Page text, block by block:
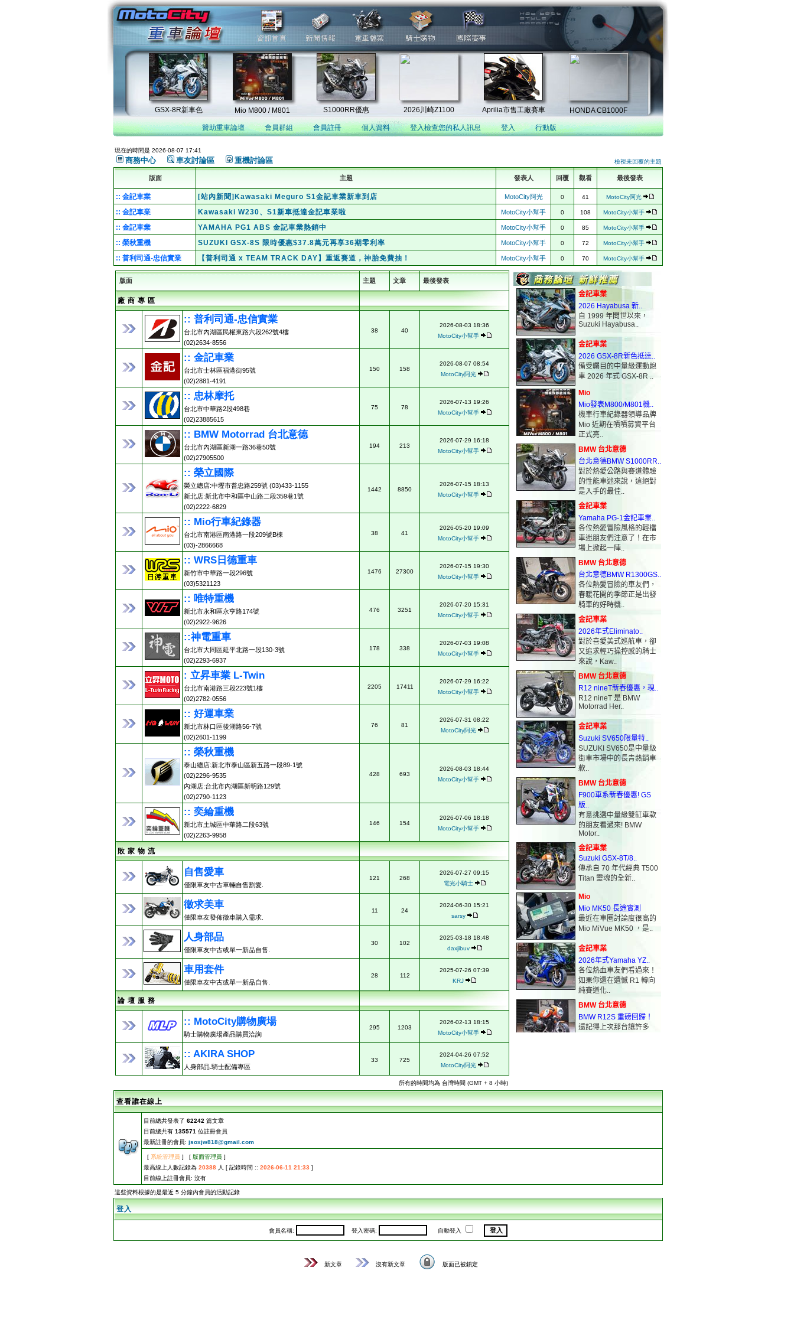
贊助重車論壇 會員群組 會員註冊 個人資料 登入檢查您的私人訊息 登入 行動版
現在的時間是 2026-08-07 17:41
商務中心 車友討論區 重機討論區 檢視未回覆的主題
版面 主題 發表人 回覆 觀看 最後發表
:: 金記車業 [站內新聞]Kawasaki Meguro S1金記車業新車到店 MotoCity阿光 0 41 MotoCity阿光
:: 金記車業 Kawasaki W230、S1新車抵達金記車業啦 MotoCity小幫手 0 108 MotoCity小幫手
:: 金記車業 YAMAHA PG1 ABS 金記車業熱銷中 MotoCity小幫手 0 85 MotoCity小幫手
:: 榮秋重機 SUZUKI GSX-8S 限時優惠$37.8萬元再享36期零利率 MotoCity小幫手 0 72 MotoCity小幫手
:: 普利司通-忠信實業 【普利司通 x TEAM TRACK DAY】重返賽道，神胎免費抽！ MotoCity小幫手 0 70 MotoCity小幫手
版面 主題 文章 最後發表
廠 商 專 區
:: 普利司通-忠信實業
台北市內湖區民權東路六段262號4樓
(02)2634-8556
38 40
2026-08-03 18:36
MotoCity小幫手
:: 金記車業
台北市士林區福港街95號
(02)2881-4191
150 158
2026-08-07 08:54
MotoCity阿光
:: 忠林摩托
台北市中華路2段498巷
(02)23885615
75 78
2026-07-13 19:26
MotoCity小幫手
:: BMW Motorrad 台北意德
台北市內湖區新湖一路36巷50號
(02)27905500
194 213
2026-07-29 16:18
MotoCity小幫手
:: 榮立國際
榮立總店:中壢市普忠路259號 (03)433-1155
新北店:新北市中和區中山路二段359巷1號
(02)2222-6829
1442 8850
2026-07-15 18:13
MotoCity小幫手
:: Mio行車紀錄器
台北市南港區南港路一段209號B棟
(03)-2866668
38 41
2026-05-20 19:09
MotoCity小幫手
:: WRS日德重車
新竹市中華路一段296號
(03)5321123
1476 27300
2026-07-15 19:30
MotoCity小幫手
:: 唯特重機
新北市永和區永亨路174號
(02)2922-9626
476 3251
2026-07-20 15:31
MotoCity小幫手
::神電重車
台北市大同區延平北路一段130-3號
(02)2293-6937
178 338
2026-07-03 19:08
MotoCity小幫手
: 立昇車業 L-Twin
台北市南港路三段223號1樓
(02)2782-0556
2205 17411
2026-07-29 16:22
MotoCity小幫手
:: 好運車業
新北市林口區後湖路56-7號
(02)2601-1199
76 81
2026-07-31 08:22
MotoCity阿光
:: 榮秋重機
泰山總店:新北市泰山區新五路一段89-1號
(02)2296-9535
內湖店:台北市內湖區新明路129號
(02)2790-1123
428 693
2026-08-03 18:44
MotoCity小幫手
:: 奕綸重機
新北市土城區中華路二段63號
(02)2263-9958
146 154
2026-07-06 18:18
MotoCity小幫手
敗 家 物 流
自售愛車
僅限車友中古車輛自售割愛.
121 268
2026-07-27 09:15
電光小騎士
徵求美車
僅限車友發佈徵車購入需求.
11 24
2024-06-30 15:21
sarsy
人身部品
僅限車友中古或單一新品自售.
30 102
2025-03-18 18:48
daxjibuv
車用套件
僅限車友中古或單一新品自售.
28 112
2025-07-26 07:39
KRJ
論 壇 服 務
:: MotoCity購物廣場
騎士購物廣場產品購買洽詢
295 1203
2026-02-13 18:15
MotoCity小幫手
:: AKIRA SHOP
人身部品.騎士配備專區
33 725
2024-04-26 07:52
MotoCity阿光
所有的時間均為 台灣時間 (GMT + 8 小時)
查看誰在線上
目前總共發表了 62242 篇文章
目前總共有 135571 位註冊會員
最新註冊的會員: jsoxjw818@gmail.com
[ 系統管理員 ] [ 版面管理員 ]
最高線上人數記錄為 20388 人 [ 記錄時間 :: 2026-06-11 21:33 ]
目前線上註冊會員: 沒有
這些資料根據的是最近 5 分鐘內會員的活動記錄
登入
會員名稱: 登入密碼: 自動登入
新文章 沒有新文章 版面已被鎖定